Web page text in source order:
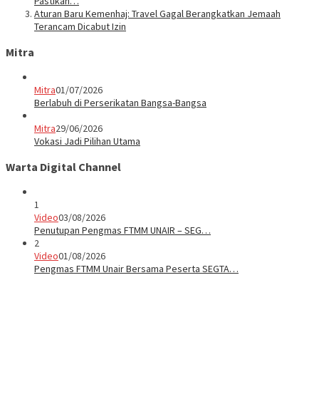
Aturan Baru Kemenhaj: Travel Gagal Berangkatkan Jemaah
Terancam Dicabut Izin
Mitra
Mitra01/07/2026
Berlabuh di Perserikatan Bangsa-Bangsa
Mitra29/06/2026
Vokasi Jadi Pilihan Utama
Warta Digital Channel
1
Video03/08/2026
Penutupan Pengmas FTMM UNAIR – SEG…
2
Video01/08/2026
Pengmas FTMM Unair Bersama Peserta SEGTA…